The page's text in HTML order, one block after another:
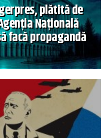
plătită de
Națională
facă propagandă